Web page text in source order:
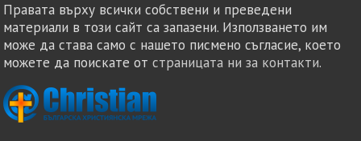
Правата върху всички собствени и преведени
материали в този сайт са запазени. Използването им
може да става само с нашето писмено съгласие, което
можете да поискате отстраницата ни за контакти.